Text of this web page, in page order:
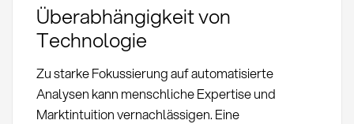
Überabhängigkeit von
Technologie
Zu starke Fokussierung auf automatisierte
Analysen kann menschliche Expertise und
Marktintuition vernachlässigen. Eine